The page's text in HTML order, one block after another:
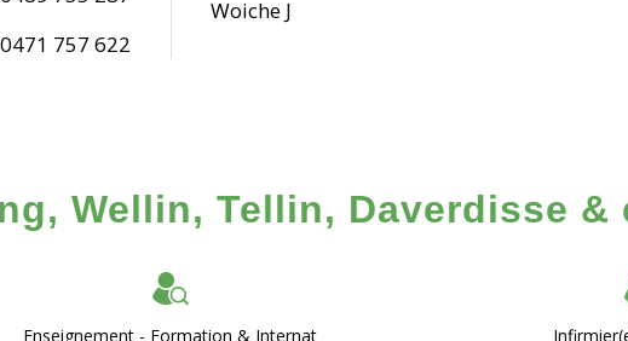
0471 757 622
Woiche J
Wellin, Tellin, Daverdisse &
Enseignement - Formation & Internat